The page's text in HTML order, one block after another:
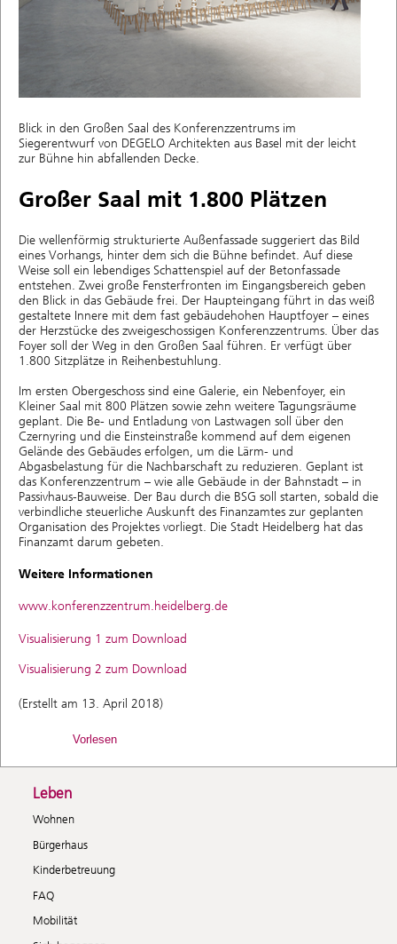
Blick in den Großen Saal des Konferenzzentrums im
Siegerentwurf von DEGELO Architekten aus Basel mit der leicht
zur Bühne hin abfallenden Decke.
Großer Saal mit 1.800 Plätzen
Die wellenförmig strukturierte Außenfassade suggeriert das Bild
eines Vorhangs, hinter dem sich die Bühne befindet. Auf diese
Weise soll ein lebendiges Schattenspiel auf der Betonfassade
entstehen. Zwei große Fensterfronten im Eingangsbereich geben
den Blick in das Gebäude frei. Der Haupteingang führt in das weiß
gestaltete Innere mit dem fast gebäudehohen Hauptfoyer – eines
der Herzstücke des zweigeschossigen Konferenzzentrums. Über das
Foyer soll der Weg in den Großen Saal führen. Er verfügt über
1.800 Sitzplätze in Reihenbestuhlung.
Im ersten Obergeschoss sind eine Galerie, ein Nebenfoyer, ein
Kleiner Saal mit 800 Plätzen sowie zehn weitere Tagungsräume
geplant. Die Be- und Entladung von Lastwagen soll über den
Czernyring und die Einsteinstraße kommend auf dem eigenen
Gelände des Gebäudes erfolgen, um die Lärm- und
Abgasbelastung für die Nachbarschaft zu reduzieren. Geplant ist
das Konferenzzentrum – wie alle Gebäude in der Bahnstadt – in
Passivhaus-Bauweise. Der Bau durch die BSG soll starten, sobald die
verbindliche steuerliche Auskunft des Finanzamtes zur geplanten
Organisation des Projektes vorliegt. Die Stadt Heidelberg hat das
Finanzamt darum gebeten.
Weitere Informationen
www.konferenzzentrum.heidelberg.de
Visualisierung 1 zum Download
Visualisierung 2 zum Download
(Erstellt am 13. April 2018)
Vorlesen
Leben
Wohnen
Bürgerhaus
Kinderbetreuung
FAQ
Mobilität